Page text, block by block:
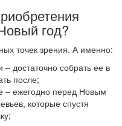
год?
точек зрения. А именно:
– достаточно собрать ее в
после;
– ежегодно перед Новым
которые спустя